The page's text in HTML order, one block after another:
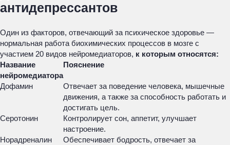
антидепрессантов
Один из факторов, отвечающий за психическое здоровье —
нормальная работа биохимических процессов в мозге с
участием 20 видов нейромедиаторов, к которым относятся:
Название
нейромедиатора
Пояснение
Дофамин
Отвечает за поведение человека, мышечные
движения, а также за способность работать и
достигать цель.
Серотонин
Контролирует сон, аппетит, улучшает
настроение.
Норадреналин
Обеспечивает бодрость, отвечает за